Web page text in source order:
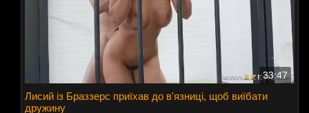
33:47
Лисий із Браззерс приїхав до в'язниці, щоб виїбати
дружину